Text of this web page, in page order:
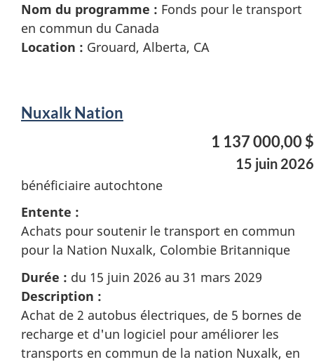
Nom du programme : Fonds pour le transport
en commun du Canada
Location : Grouard, Alberta, CA
Nuxalk Nation
1 137 000,00 $
15 juin 2026
bénéficiaire autochtone
Entente :
Achats pour soutenir le transport en commun
pour la Nation Nuxalk, Colombie Britannique
Durée : du 15 juin 2026 au 31 mars 2029
Description :
Achat de 2 autobus électriques, de 5 bornes de
recharge et d'un logiciel pour améliorer les
transports en commun de la nation Nuxalk, en